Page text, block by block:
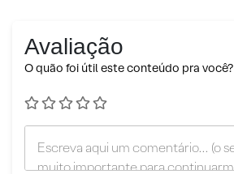
Avaliação
O quão foi útil este conteúdo pra você?